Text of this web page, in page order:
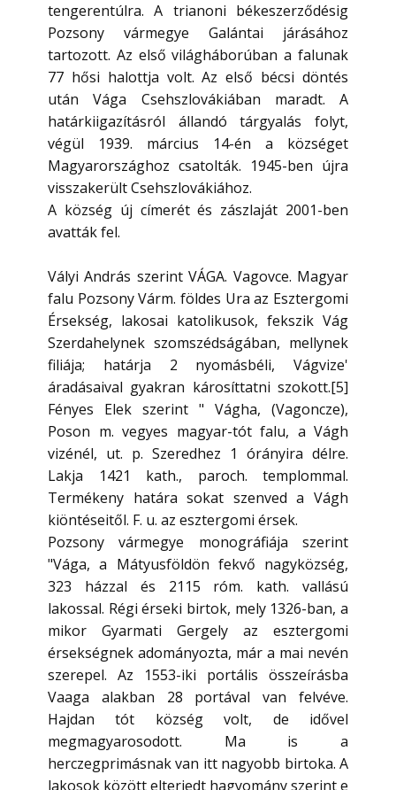
tengerentúlra. A trianoni békeszerződésig
Pozsony vármegye Galántai járásához
tartozott. Az első világháborúban a falunak
77 hősi halottja volt. Az első bécsi döntés
után Vága Csehszlovákiában maradt. A
határkiigazításról állandó tárgyalás folyt,
végül 1939. március 14-én a községet
Magyarországhoz csatolták. 1945-ben újra
visszakerült Csehszlovákiához.
A község új címerét és zászlaját 2001-ben
avatták fel.
Vályi András szerint VÁGA. Vagovce. Magyar
falu Pozsony Várm. földes Ura az Esztergomi
Érsekség, lakosai katolikusok, fekszik Vág
Szerdahelynek szomszédságában, mellynek
filiája; határja 2 nyomásbéli, Vágvize'
áradásaival gyakran károsíttatni szokott.[5]
Fényes Elek szerint " Vágha, (Vagoncze),
Poson m. vegyes magyar-tót falu, a Vágh
vizénél, ut. p. Szeredhez 1 órányira délre.
Lakja 1421 kath., paroch. templommal.
Termékeny határa sokat szenved a Vágh
kiöntéseitől. F. u. az esztergomi érsek.
Pozsony vármegye monográfiája szerint
"Vága, a Mátyusföldön fekvő nagyközség,
323 házzal és 2115 róm. kath. vallású
lakossal. Régi érseki birtok, mely 1326-ban, a
mikor Gyarmati Gergely az esztergomi
érsekségnek adományozta, már a mai nevén
szerepel. Az 1553-iki portális összeírásba
Vaaga alakban 28 portával van felvéve.
Hajdan tót község volt, de idővel
megmagyarosodott. Ma is a
herczegprimásnak van itt nagyobb birtoka. A
lakosok között elterjedt hagyomány szerint e